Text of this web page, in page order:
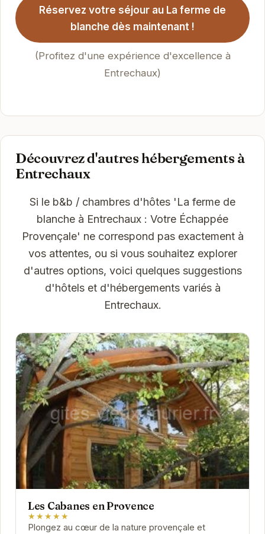
Réservez votre séjour au La ferme de
blanche dès maintenant !
(Profitez d'une expérience d'excellence à
Entrechaux)
Découvrez d'autres hébergements à
Entrechaux
Si le b&b / chambres d'hôtes 'La ferme de
blanche à Entrechaux : Votre Échappée
Provençale' ne correspond pas exactement à
vos attentes, ou si vous souhaitez explorer
d'autres options, voici quelques suggestions
d'hôtels et d'hébergements variés à
Entrechaux.
Les Cabanes en Provence
★★★★★
Plongez au cœur de la nature provençale et